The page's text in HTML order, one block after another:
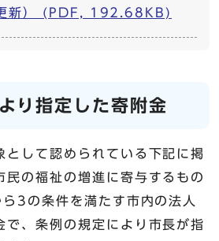
新） (PDF, 192.68KB)
り指定した寄附金
として認められている下記に掲
民の福祉の増進に寄与するもの
3の条件を満たす市内の法人
で、条例の規定により市長が指